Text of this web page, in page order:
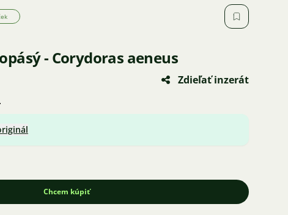
- Corydoras aeneus
Zdieľať inzerát
Chcem kúpiť